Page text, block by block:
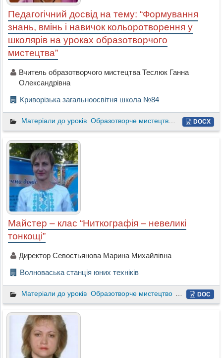
Педагогічний досвід на тему: “Формування
знань, вмінь і навичок кольоротворення у
школярів на уроках образотворчого
мистецтва”
Вчитель образотворчого мистецтва Теслюк Ганна
Олександрівна
Криворізька загальноосвітня школа №84
Матеріали до уроків Образотворче мистецтво 1 класDOCX
Майстер – клас “Ниткографія – невеликі
тонкощі”
Директор Севостьянова Марина Михайлівна
Волноваська станція юних техніків
Матеріали до уроків Образотворче мистецтво 2 клас DOC